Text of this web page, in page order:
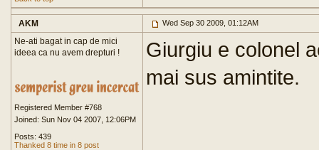
AKM Wed Sep 30 2009, 01:12AM
Ne-ati bagat in cap de mici
ideea ca nu avem drepturi !
Registered Member #768
Joined: Sun Nov 04 2007, 12:06PM
Posts: 439
Thanked 8 time in 8 post
Giurgiu e colonel
mai sus amintite.